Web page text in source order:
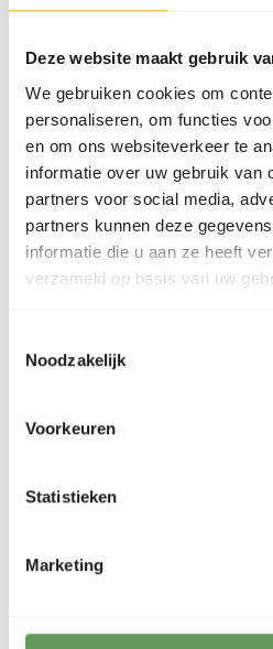
Deze website maakt gebruik
We gebruiken cookies om
personaliseren, om functies
en om ons websiteverkeer te
informatie over uw gebruik van
partners voor social media,
partners kunnen deze
informatie die u aan ze heeft
verzameld op basis van uw
Noodzakelijk
Voorkeuren
Statistieken
Marketing
Over dit product
Alaska Cat Pure Beef is een
kattenvoeding met rund als
bestaat uit een combinatie van
orgaan en sluit aan op de
katten. Deze mix is op zichzelf
volledig en uitgebalanceerd
te wisselen met andere Alaska
Analytische bestanddelen
Vetgehalte